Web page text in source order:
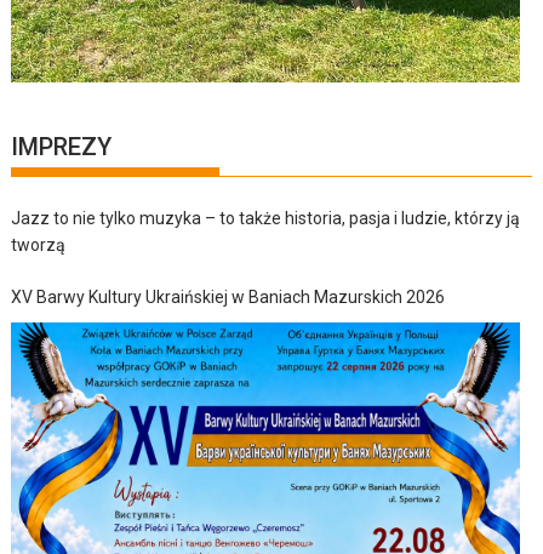
IMPREZY
Jazz to nie tylko muzyka – to także historia, pasja i ludzie, którzy ją
tworzą
XV Barwy Kultury Ukraińskiej w Baniach Mazurskich 2026